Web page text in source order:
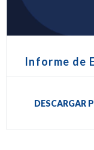
Informe de
DESCARGAR